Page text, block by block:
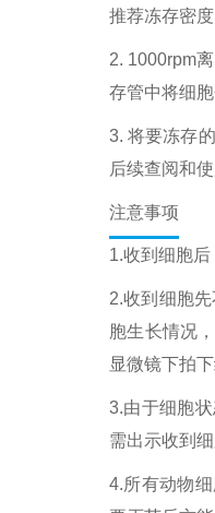
推荐冻存密
2. 1000rpm
存管中将细
3. 将要冻存
后续查阅和
注意事项
1.收到细胞
2.收到细胞
胞生长情况
显微镜下拍
3.由于细胞
需出示收到
4.所有动物